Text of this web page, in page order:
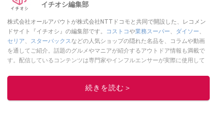
イチオシ編集部
株式会社オールアバウトが株式会社NTTドコモと共同で開設した、レコメン
ドサイト『イチオシ』の編集部です。
コストコや業務スーパー ダイソー
セリア
スターバックス などの人気ショップの隠れた名品を、コラムや動画
を通してご紹介。話題のグルメやマニアが紹介するアウトドア情報も満載で
す。配信しているコンテンツは専門家やインフルエンサーが実際に使用して
ニュースでフォロー
続きを読む＞